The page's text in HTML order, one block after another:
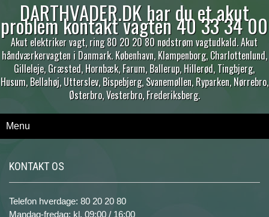
DARTHVADER.DK har du et akut
problem kontakt vagten 40 33 34 00
Akut elektriker vagt, ring 80 20 20 80 nødstrøm vagtudkald. Akut
håndværkervagten i Danmark. København, Klampenborg, Charlottenlund,
Gilleleje, Græsted, Hornbæk, Farum, Ballerup, Hillerød, Tingbjerg,
Husum, Bellahøj, Utterslev, Bispebjerg, Svanemøllen, Ryparken, Nørrebro,
Østerbro, Vesterbro, Frederiksberg.
Menu
KONTAKT OS
Telefon hverdage: 80 20 20 80
Mandag-fredag: kl. 09:00 / 16:00